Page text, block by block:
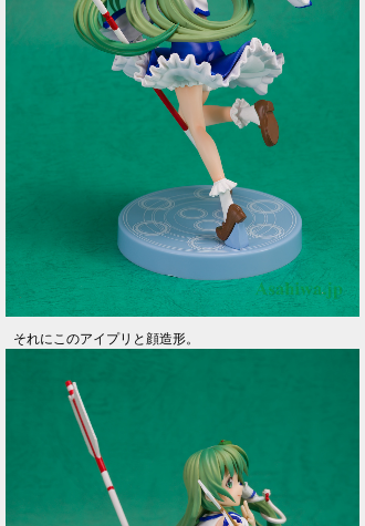
それにこのアイプリと顔造形。